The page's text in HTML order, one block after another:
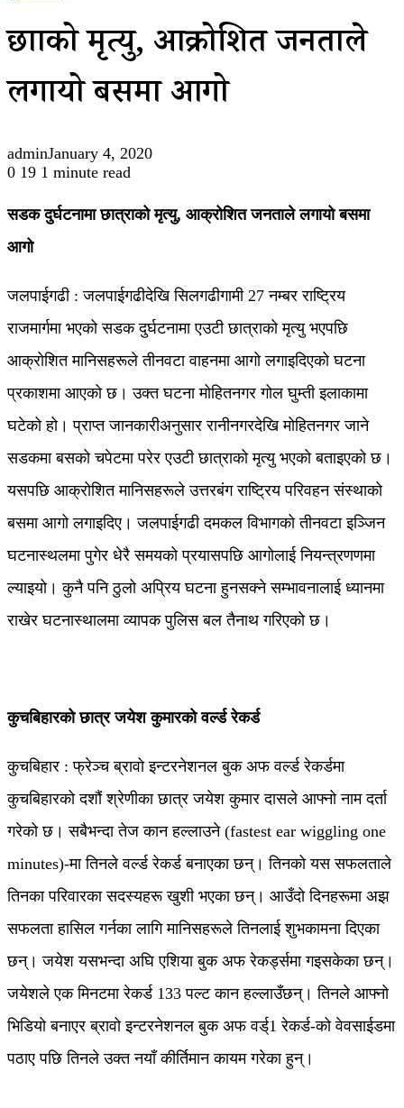
छात्राको मृत्यु, आक्रोशित जनताले
लगायो बसमा आगो
adminJanuary 4, 2020
0 19 1 minute read
सडक दुर्घटनामा छात्राको मृत्यु, आक्रोशित जनताले लगायो बसमा
आगो
जलपाईगढी : जलपाईगढीदेखि सिलगढीगामी 27 नम्बर राष्ट्रिय
राजमार्गमा भएको सडक दुर्घटनामा एउटी छात्राको मृत्यु भएपछि
आक्रोशित मानिसहरूले तीनवटा वाहनमा आगो लगाइदिएको घटना
प्रकाशमा आएको छ। उक्त घटना मोहितनगर गोल घुम्ती इलाकामा
घटेको हो। प्राप्त जानकारीअनुसार रानीनगरदेखि मोहितनगर जाने
सडकमा बसको चपेटमा परेर एउटी छात्राको मृत्यु भएको बताइएको छ।
यसपछि आक्रोशित मानिसहरूले उत्तरबंग राष्ट्रिय परिवहन संस्थाको
बसमा आगो लगाइदिए। जलपाईगढी दमकल विभागको तीनवटा इञ्जिन
घटनास्थलमा पुगेर धेरै समयको प्रयासपछि आगोलाई नियन्त्रणणमा
ल्याइयो। कुनै पनि ठुलो अप्रिय घटना हुनसक्ने सम्भावनालाई ध्यानमा
राखेर घटनास्थालमा व्यापक पुलिस बल तैनाथ गरिएको छ।
कुचबिहारको छात्र जयेश कुमारको वर्ल्ड रेकर्ड
कुचबिहार : फ्रेञ्च ब्रावो इन्टरनेशनल बुक अफ वर्ल्ड रेकर्डमा
कुचबिहारको दशौं श्रेणीका छात्र जयेश कुमार दासले आफ्नो नाम दर्ता
गरेको छ। सबैभन्दा तेज कान हल्लाउने (fastest ear wiggling one
minutes)-मा तिनले वर्ल्ड रेकर्ड बनाएका छन्। तिनको यस सफलताले
तिनका परिवारका सदस्यहरू खुशी भएका छन्। आउँदो दिनहरूमा अझ
सफलता हासिल गर्नका लागि मानिसहरूले तिनलाई शुभकामना दिएका
छन्। जयेश यसभन्दा अघि एशिया बुक अफ रेकर्ड्समा गइसकेका छन्।
जयेशले एक मिनटमा रेकर्ड 133 पल्ट कान हल्लाउँछन्। तिनले आफ्नो
भिडियो बनाएर ब्रावो इन्टरनेशनल बुक अफ वर्ड्1 रेकर्ड-को वेवसाईडमा
पठाए पछि तिनले उक्त नयाँ कीर्तिमान कायम गरेका हुन्।